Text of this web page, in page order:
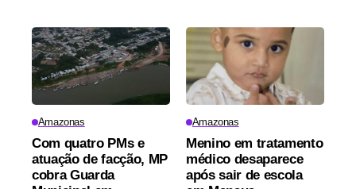
Amazonas
Com quatro PMs e
atuação de facção, MP
cobra Guarda
Amazonas
Menino em tratamento
médico desaparece
após sair de escola